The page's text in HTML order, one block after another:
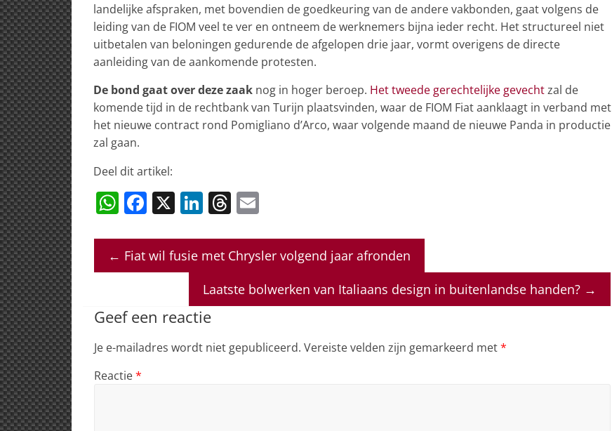
landelijke afspraken, met bovendien de goedkeuring van de andere vakbonden, gaat volgens de
leiding van de FIOM veel te ver en ontneem de werknemers bijna ieder recht. Het structureel niet
uitbetalen van beloningen gedurende de afgelopen drie jaar, vormt overigens de directe
aanleiding van de aankomende protesten.
De bond gaat over deze zaak nog in hoger beroep. Het tweede gerechtelijke gevechtzal de
komende tijd in de rechtbank van Turijn plaatsvinden, waar de FIOM Fiat aanklaagt in verband met
het nieuwe contract rond Pomigliano d’Arco, waar volgende maand de nieuwe Panda in productie
zal gaan.
Deel dit artikel:
W
at
s
p
F
c
e
o
o
k
X Li
k
e
dI
n
T
re
a
d
s
ai
l
← Fiat wil fusie met Chrysler volgend jaar afronden
Laatste bolwerken van Italiaans design in buitenlandse handen? →
Geef een reactie
Je e-mailadres wordt niet gepubliceerd. Vereiste velden zijn gemarkeerd met*
Reactie*